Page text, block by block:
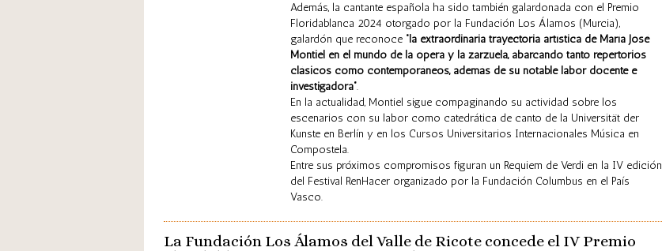
Además, la cantante española ha sido también galardonada con el Premio
Floridablanca 2024 otorgado por la Fundación Los Álamos (Murcia),
galardón que reconoce “la extraordinaria trayectoria artística de María José
Montiel en el mundo de la ópera y la zarzuela, abarcando tanto repertorios
clásicos como contemporáneos, además de su notable labor docente e
investigadora”.
En la actualidad, Montiel sigue compaginando su actividad sobre los
escenarios con su labor como catedrática de canto de la Universität der
Kunste en Berlín y en los Cursos Universitarios Internacionales Música en
Compostela.
Entre sus próximos compromisos figuran un Requiem de Verdi en la IV edición
del Festival RenHacer organizado por la Fundación Columbus en el País
Vasco.
La Fundación Los Álamos del Valle de Ricote concede el IV Premio